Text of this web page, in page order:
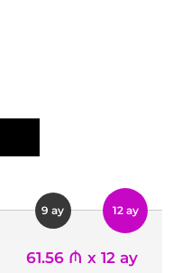
9 ay 12 ay
61.56 ₼ x 12 ay